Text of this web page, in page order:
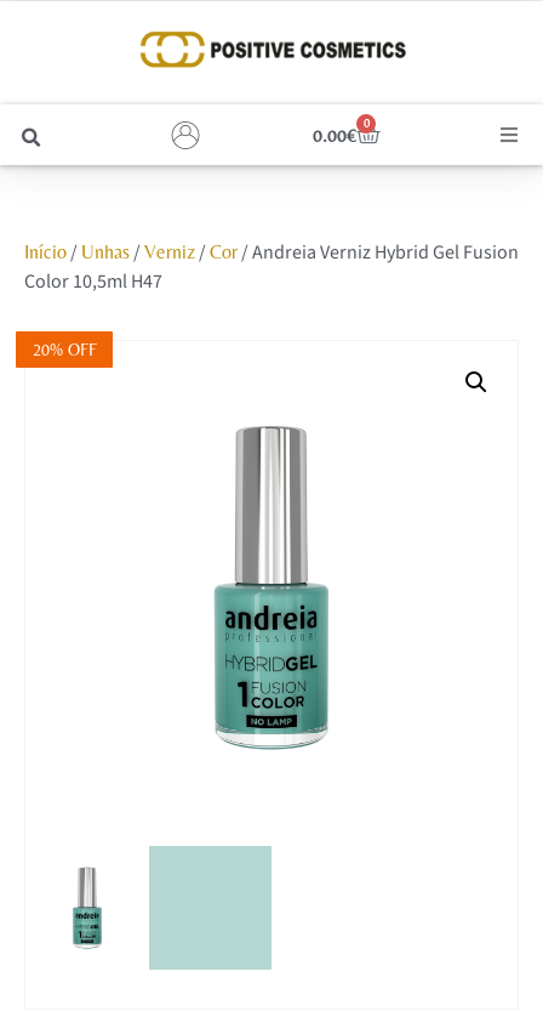
0.00€
0
Unhas
Início/ Unhas/ Verniz/ Cor/ Andreia Verniz Hybrid Gel Fusion
Color 10,5ml H47
20% OFF